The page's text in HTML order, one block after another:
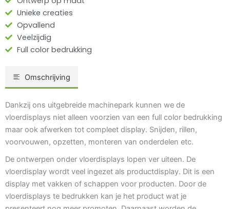
Unieke creaties
Opvallend
Veelzijdig
Full color bedrukking
Omschrijving
Dankzij ons uitgebreide machinepark kunnen we de
vloerdisplays niet alleen voorzien van een full color bedrukking
maar ook afwerken tot compleet display. Snijden, rillen,
voorvouwen, opzetten, monteren van onderdelen etc.
De ontwerpen onder vloerdisplays lopen ver uiteen. De
vloerdisplay wordt veel ingezet als productdisplay. Dit is een
display met vakken of schappen voor producten. Door de
vloerdisplays te bedrukken kan je het product wat je